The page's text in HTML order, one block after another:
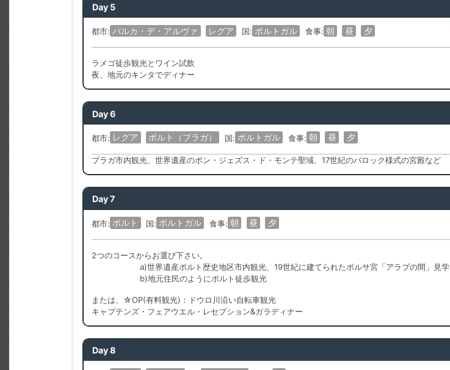
Day 5
都市: バルカ・デ・アルヴァ レグア 国: ポルトガル 食事: 朝 昼 夕
ラメゴ徒歩観光とワイン試飲
夜、地元のキンタでディナー
Day 6
都市: レグア ポルト（ブラガ） 国: ポルトガル 食事: 朝 昼 夕
ブラガ市内観光、世界遺産のボン・ジェズス・ド・モンテ聖域、17世紀のバロック様式の宮殿など
Day 7
都市: ポルト 国: ポルトガル 食事: 朝 昼 夕
2つのコースからお選び下さい。
a)世界遺産ポルト歴史地区市内観光、19世紀に建てられたボルサ宮「アラブの間」見学
b)地元住民のようにポルト徒歩観光
または、☆OP(有料観光)：ドウロ川沿い自転車観光
キャプテンズ・フェアウエル・レセプション&ガラディナー
Day 8